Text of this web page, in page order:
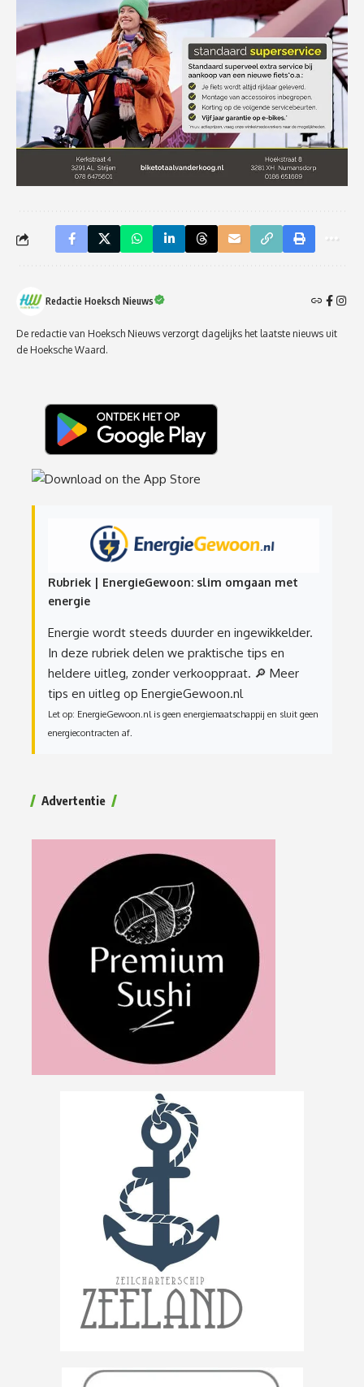
Redactie Hoeksch Nieuws
De redactie van Hoeksch Nieuws verzorgt dagelijks het laatste nieuws uit
de Hoeksche Waard.
Rubriek | EnergieGewoon: slim omgaan met
energie
Energie wordt steeds duurder en ingewikkelder.
In deze rubriek delen we praktische tips en
heldere uitleg, zonder verkooppraat. 🔎 Meer
tips en uitleg op EnergieGewoon.nl
Let op: EnergieGewoon.nl is geen energiemaatschappij en sluit geen
energiecontracten af.
Advertentie